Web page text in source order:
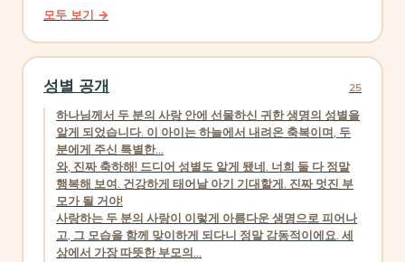
모두 보기 →
성별 공개 25
하나님께서 두 분의 사랑 안에 선물하신 귀한 생명의 성별을
알게 되었습니다. 이 아이는 하늘에서 내려온 축복이며, 두
분에게 주신 특별한...
와, 진짜 축하해! 드디어 성별도 알게 됐네. 너희 둘 다 정말
행복해 보여. 건강하게 태어날 아기 기대할게. 진짜 멋진 부
모가 될 거야!
사랑하는 두 분의 사랑이 이렇게 아름다운 생명으로 피어나
고, 그 모습을 함께 맞이하게 되다니 정말 감동적이에요. 세
상에서 가장 따뜻한 부모의...